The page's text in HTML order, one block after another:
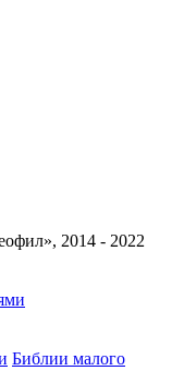
2014 - 2022
Библии малого